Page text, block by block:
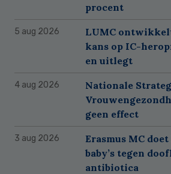
procent
5 aug 2026
LUMC
kans op IC-
en uitlegt
4 aug 2026
Nationale
geen effect
3 aug 2026
Erasmus MC
baby’s tegen
antibiotica